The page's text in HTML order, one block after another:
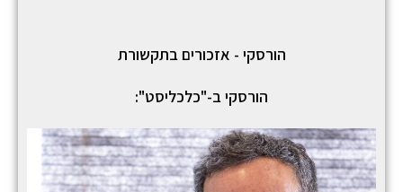
הורסקי - אזכורים בתקשורת
הורסקי ב-"כלכליסט":